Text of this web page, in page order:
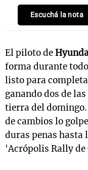
Escuchá la nota
El piloto de
forma durante
listo para
ganando dos de
tierra del domingo.
de cambios lo
duras penas hasta
'Acrópolis Rally de